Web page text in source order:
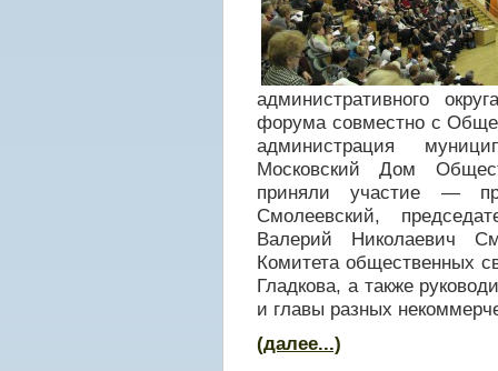
административного
форума совместно с
администрация
Московский Дом
приняли участие —
Смолеевский,
Валерий Николаевич
Комитета общественных
Гладкова, а также
и главы разных
(далее...)